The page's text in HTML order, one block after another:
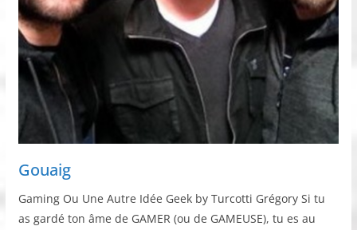
Gouaig
Gaming Ou Une Autre Idée Geek by Turcotti Grégory Si tu
as gardé ton âme de GAMER (ou de GAMEUSE), tu es au